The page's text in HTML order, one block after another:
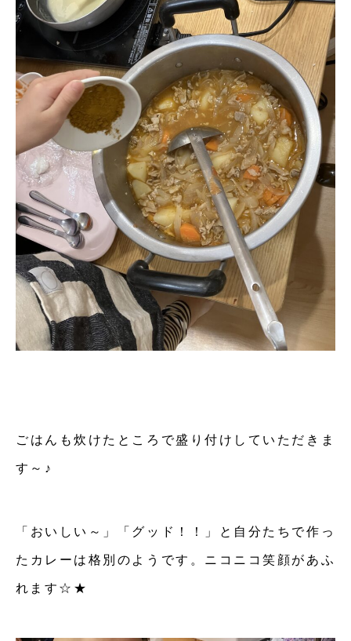
ごはんも炊けたところで盛り付けしていただきま
す～♪
「おいしい～」「グッド！！」と自分たちで作っ
たカレーは格別のようです。ニコニコ笑顔があふ
れます☆★